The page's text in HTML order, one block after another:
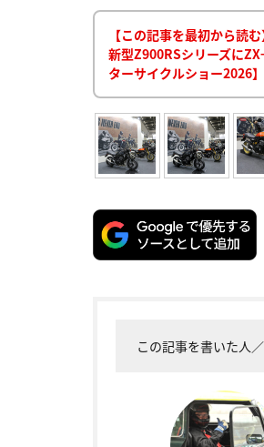
【この記事を最初から読む
新型Z900RSシリーズに
ターサイクルショー2026】
この記事を書いた人